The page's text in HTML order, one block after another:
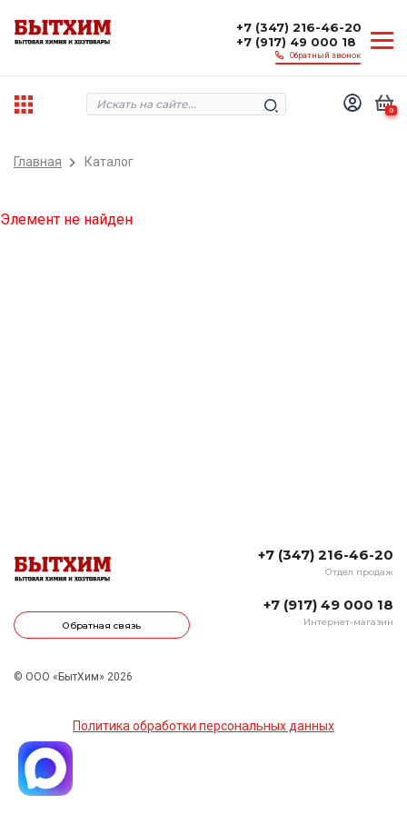
+7 (347) 216-46-20
+7 (917) 49 000 18
Обратный звонок
0
Главная Каталог
Элемент не найден
Обратная связь
+7 (347) 216-46-20
Отдел продаж
+7 (917) 49 000 18
Интернет-магазин
© ООО «БытХим» 2026
Политика обработки персональных данных